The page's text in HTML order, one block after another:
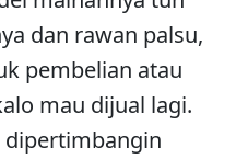
dan rawan palsu,
pembelian atau
mau dijual lagi.
dipertimbangin